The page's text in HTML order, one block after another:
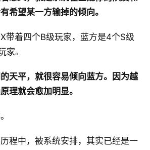
希望某一方输掉的倾向。
带着四个B级玩家，蓝方是4个S级
家。
天平，就很容易倾向蓝方。因为越
理就会愈加明显。
程中，被系统安排，其实已经是一